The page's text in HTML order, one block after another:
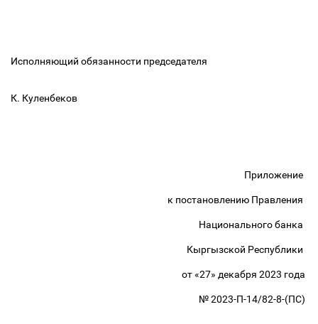
Исполняющий обязанности председателя
К. Куленбеков
Приложение
к постановлению Правления
Национального банка
Кыргызской Республики
от «27» декабря 2023 года
№ 2023-П-14/82-8-(ПС)